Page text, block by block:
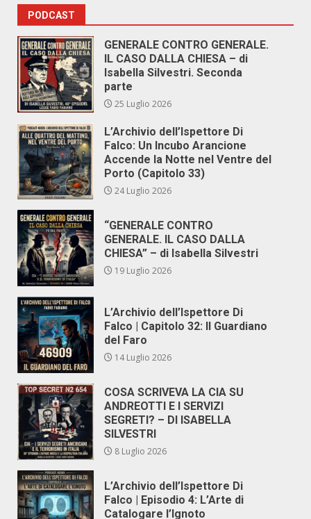
PODCAST
GENERALE CONTRO GENERALE.
IL CASO DALLA CHIESA – di
Isabella Silvestri. Seconda
parte
25 Luglio 2026
L’Archivio dell’Ispettore Di
Falco: Un Incubo Arancione
Accende la Notte nel Ventre del
Porto (Capitolo 33)
24 Luglio 2026
“GENERALE CONTRO
GENERALE. IL CASO DALLA
CHIESA” – di Isabella Silvestri
19 Luglio 2026
L’Archivio dell’Ispettore Di
Falco | Capitolo 32: Il Guardiano
del Faro
14 Luglio 2026
COSA SCRIVEVA LA CIA SU
ANDREOTTI E I SERVIZI
SEGRETI? – DI ISABELLA
SILVESTRI
8 Luglio 2026
L’Archivio dell’Ispettore Di
Falco | Episodio 4: L’Arte di
Catalogare l’Ignoto